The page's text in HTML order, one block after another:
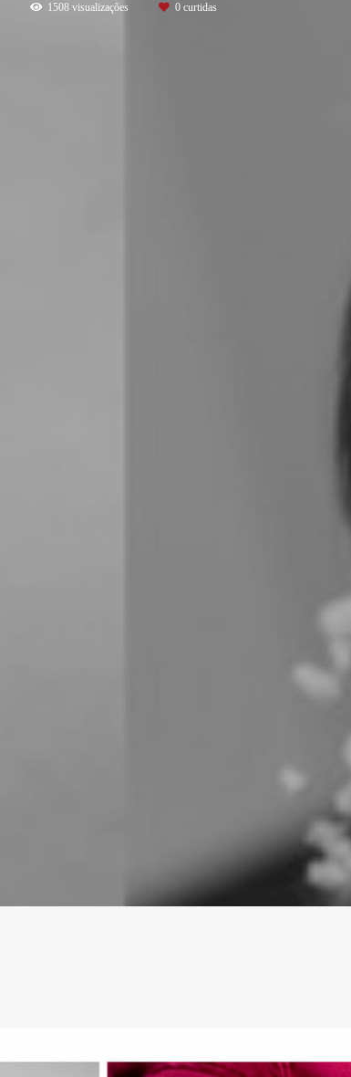
1508 visualizações 0 curtidas